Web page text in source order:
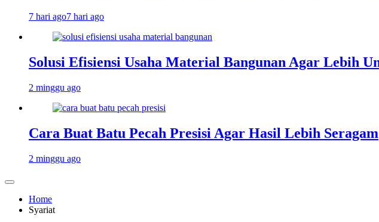
7 hari ago7 hari ago
Solusi Efisiensi Usaha Material Bangunan Agar Lebih
2 minggu ago
Cara Buat Batu Pecah Presisi Agar Hasil Lebih Seragam
2 minggu ago
Home
Syariat